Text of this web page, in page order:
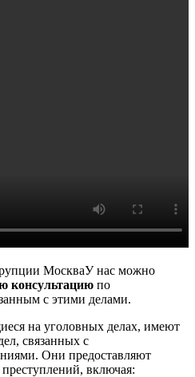
У нас можно
консультацию по
с этими делами.
на уголовных делах, имеют
связанных с
Они предоставляют
включая: